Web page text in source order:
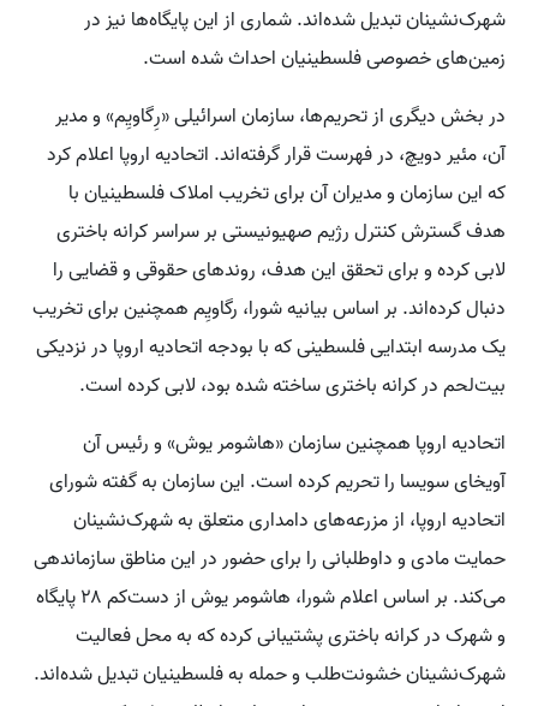
شهرک‌نشینان تبدیل شده‌اند. شماری از این پایگاه‌ها نیز در
زمین‌های خصوصی فلسطینیان احداث شده است.
در بخش دیگری از تحریم‌ها، سازمان اسرائیلی «رِگاویِم» و مدیر
آن، مئیر دویچ، در فهرست قرار گرفته‌اند. اتحادیه اروپا اعلام کرد
که این سازمان و مدیران آن برای تخریب املاک فلسطینیان با
هدف گسترش کنترل رژیم صهیونیستی بر سراسر کرانه باختری
لابی کرده و برای تحقق این هدف، روندهای حقوقی و قضایی را
دنبال کرده‌اند. بر اساس بیانیه شورا، رگاویِم همچنین برای تخریب
یک مدرسه ابتدایی فلسطینی که با بودجه اتحادیه اروپا در نزدیکی
بیت‌لحم در کرانه باختری ساخته شده بود، لابی کرده است.
اتحادیه اروپا همچنین سازمان «هاشومر یوش» و رئیس آن
آویخای سویسا را تحریم کرده است. این سازمان به گفته شورای
اتحادیه اروپا، از مزرعه‌های دامداری متعلق به شهرک‌نشینان
حمایت مادی و داوطلبانی را برای حضور در این مناطق سازماندهی
می‌کند. بر اساس اعلام شورا، هاشومر یوش از دست‌کم ۲۸ پایگاه
و شهرک در کرانه باختری پشتیبانی کرده که به محل فعالیت
شهرک‌نشینان خشونت‌طلب و حمله به فلسطینیان تبدیل شده‌اند.